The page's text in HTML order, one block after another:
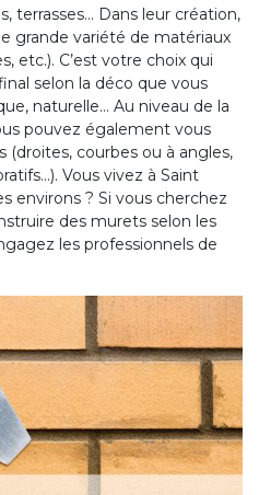
terrasses… Dans leur création,
grande variété de matériaux
etc.). C’est votre choix qui
selon la déco que vous
naturelle… Au niveau de la
pouvez également vous
(droites, courbes ou à angles,
Vous vivez à Saint
environs ? Si vous cherchez
des murets selon les
les professionnels de